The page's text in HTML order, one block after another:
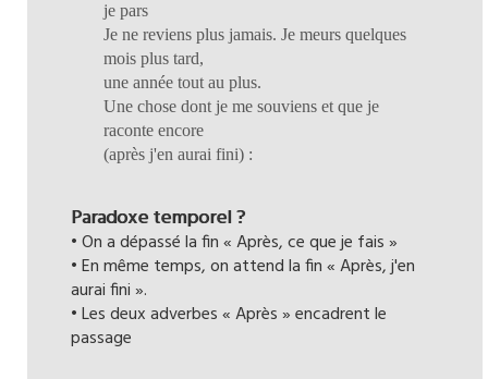
je pars
Je ne reviens plus jamais. Je meurs quelques
mois plus tard,
une année tout au plus.
Une chose dont je me souviens et que je
raconte encore
(après j'en aurai fini) :
Paradoxe temporel ?
• On a dépassé la fin « Après, ce que je fais »
• En même temps, on attend la fin « Après, j'en
aurai fini ».
• Les deux adverbes « Après » encadrent le
passage